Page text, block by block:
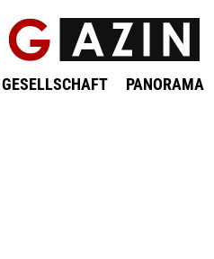
GESELLSCHAFT PANORAMA